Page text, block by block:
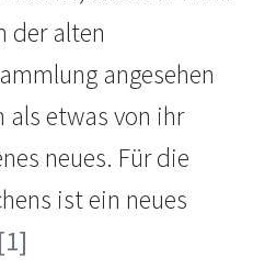
der alten
angesehen
als etwas von ihr
neues. Für die
ist ein neues
[1]